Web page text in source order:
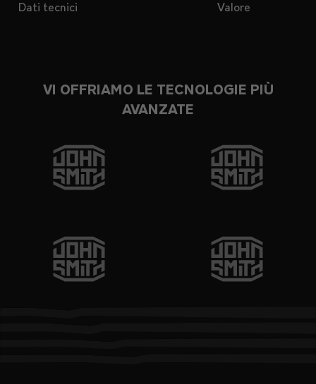
Dati tecnici Valore
VI OFFRIAMO LE TECNOLOGIE PIÙ
AVANZATE